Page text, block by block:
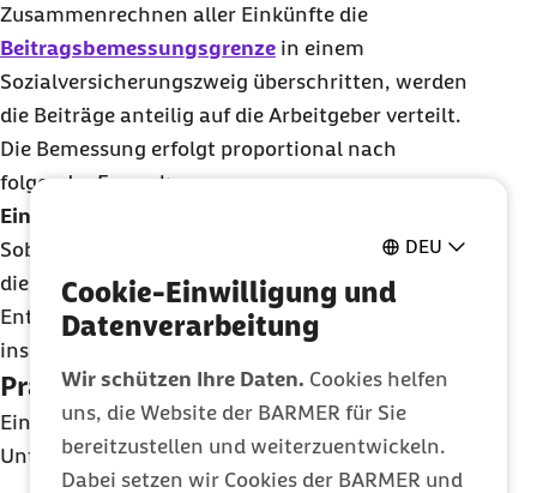
DEU
Cookie-Einwilligung und
Datenverarbeitung
Wir schützen Ihre Daten. Cookies helfen
uns, die Website der BARMER für Sie
bereitzustellen und weiterzuentwickeln.
Dabei setzen wir Cookies der BARMER und
Zusammenrechnen aller Einkünfte die
Beitragsbemessungsgrenze in einem
Sozialversicherungszweig überschritten, werden
die Beiträge anteilig auf die Arbeitgeber verteilt.
Die Bemessung erfolgt proportional nach
folgender Formel:
Einzelentgelt × BBG / Gesamtentgelt
Sobald die jeweilige BBG überschritten ist, können
die Arbeitgeber die beitragspflichtigen
Entgeltanteile reduzieren, so dass die BBG
insgesamt nicht überschritten wird.
Praxisbeispiel A: Zwei Hauptjobs
Eine Mitarbeiterin ist parallel bei zwei
Unternehmen beschäftigt: